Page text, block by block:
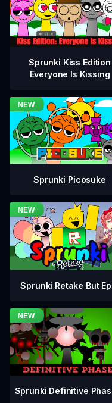
Sprunki Kiss Edition
Everyone Is Kissing
Sprunki Picosuke
Sprunki Retake But
Sprunki Definitive